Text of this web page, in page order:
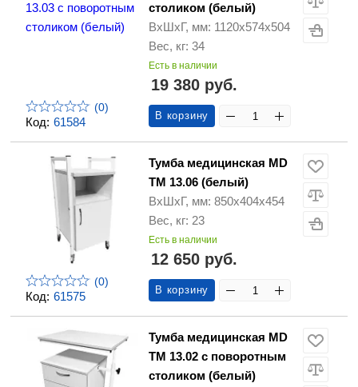
Код: 61584
(0)
столиком (белый)
ВхШхГ, мм: 1120х574х504
Вес, кг: 34
Есть в наличии
19 380 руб.
В корзину
Код: 61575
(0)
Тумба медицинская MD
ТМ 13.06 (белый)
ВхШхГ, мм: 850х404х454
Вес, кг: 23
Есть в наличии
12 650 руб.
В корзину
Тумба медицинская MD
ТМ 13.02 с поворотным
столиком (белый)